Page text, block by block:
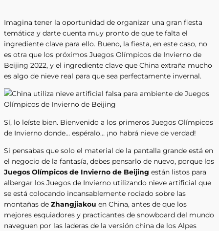
Imagina tener la oportunidad de organizar una gran fiesta
temática y darte cuenta muy pronto de que te falta el
ingrediente clave para ello. Bueno, la fiesta, en este caso, no
es otra que los próximos Juegos Olímpicos de Invierno de
Beijing 2022, y el ingrediente clave que China extraña mucho
es algo de nieve real para que sea perfectamente invernal.
Sí, lo leíste bien. Bienvenido a los primeros Juegos Olímpicos
de Invierno donde… espéralo… ¡no habrá nieve de verdad!
Si pensabas que solo el material de la pantalla grande está en
el negocio de la fantasía, debes pensarlo de nuevo, porque los
Juegos Olímpicos de Invierno de Beijing están listos para
albergar los Juegos de Invierno utilizando nieve artificial que
se está colocando incansablemente rociado sobre las
montañas de Zhangjiakou en China, antes de que los
mejores esquiadores y practicantes de snowboard del mundo
naveguen por las laderas de la versión china de los Alpes